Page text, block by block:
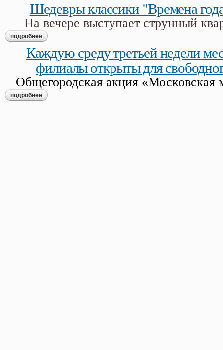
Шедевры классики "Времена
На вечере выступает струнный
подробнее о шедевры классики "времена года" а. вивальди
Каждую среду третьей недели
филиалы открыты для
Общегородская акция «Московская
подробнее о каждую среду третьей недели месяца гмп и его